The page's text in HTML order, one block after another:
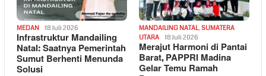
MEDAN 18 Juli 2026
Infrastruktur Mandailing
Natal: Saatnya Pemerintah
Sumut Berhenti Menunda
Solusi
MANDAILING NATAL, SUMATERA
UTARA
18 Juli 2026
Merajut Harmoni di Pantai
Barat, PAPPRI Madina
Gelar Temu Ramah